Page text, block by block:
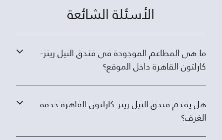
الأسئلة الشائعة
ما هي المطاعم الموجودة في فندق النيل ريتز-
كارلتون القاهرة داخل الموقع؟
هل يقدم فندق النيل ريتز-كارلتون القاهرة خدمة
الغرف؟